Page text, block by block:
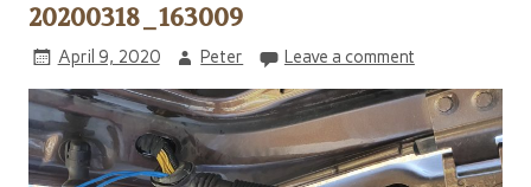
20200318_163009
April 9, 2020 Peter Leave a comment